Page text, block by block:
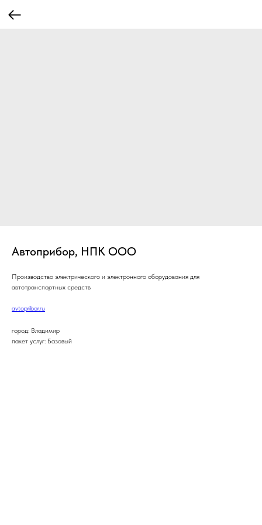
Автоприбор, НПК ООО
Производство электрического и электронного оборудования для
автотранспортных средств
avtopribor.ru
город: Владимир
пакет услуг: Базовый